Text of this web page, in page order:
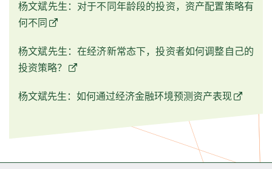
杨文斌先生：对于不同年龄段的投资，资产配置策略有
何不同
杨文斌先生：在经济新常态下，投资者如何调整自己的
投资策略？
杨文斌先生：如何通过经济金融环境预测资产表现